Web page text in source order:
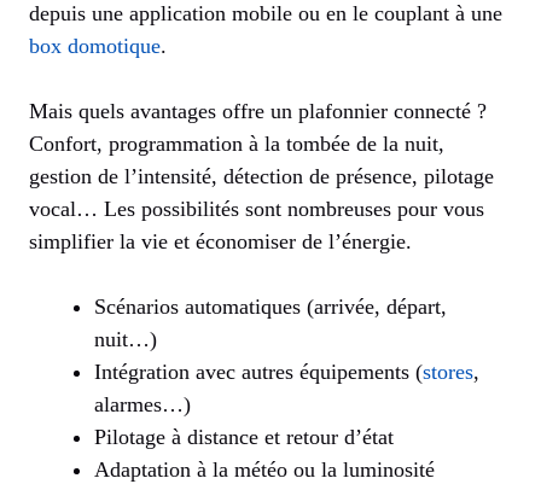
depuis une application mobile ou en le couplant à une
box domotique.
Mais quels avantages offre un plafonnier connecté ?
Confort, programmation à la tombée de la nuit,
gestion de l’intensité, détection de présence, pilotage
vocal… Les possibilités sont nombreuses pour vous
simplifier la vie et économiser de l’énergie.
Scénarios automatiques (arrivée, départ,
nuit…)
Intégration avec autres équipements (stores,
alarmes…)
Pilotage à distance et retour d’état
Adaptation à la météo ou la luminosité